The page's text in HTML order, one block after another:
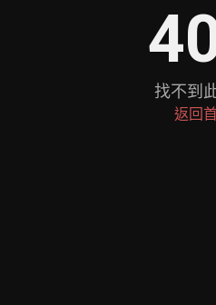
找不到
返回